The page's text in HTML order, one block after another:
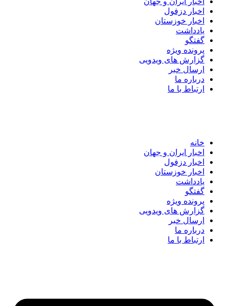
اخبار دزفول
اخبار خوزستان
یادداشت
گفتگو
پرونده ویژه
گزارش های ویدویی
ارسال خبر
درباره ما
ارتباط با ما
خانه
اخبار ایران و جهان
اخبار دزفول
اخبار خوزستان
یادداشت
گفتگو
پرونده ویژه
گزارش های ویدویی
ارسال خبر
درباره ما
ارتباط با ما